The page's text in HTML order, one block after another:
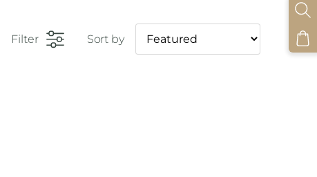
Filter Sort by